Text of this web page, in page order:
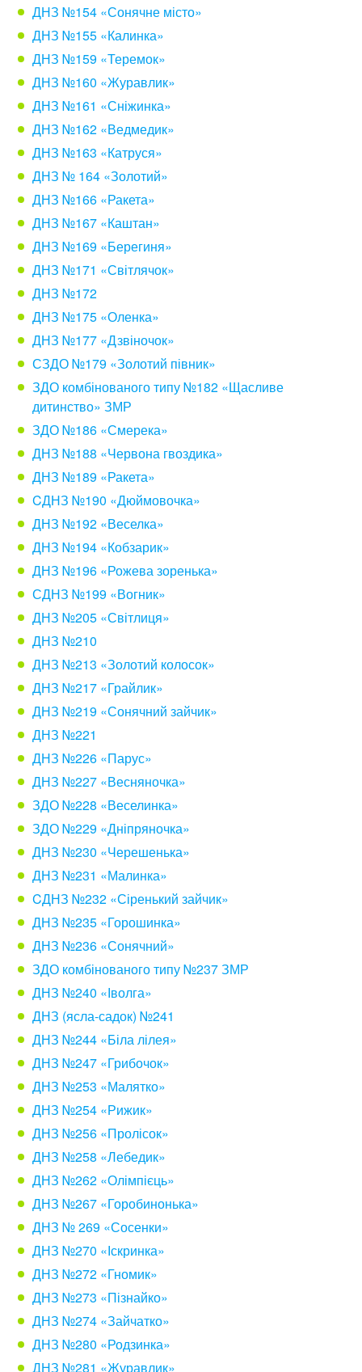
ДНЗ №154 «Сонячне місто»
ДНЗ №155 «Калинка»
ДНЗ №159 «Теремок»
ДНЗ №160 «Журавлик»
ДНЗ №161 «Сніжинка»
ДНЗ №162 «Ведмедик»
ДНЗ №163 «Катруся»
ДНЗ № 164 «Золотий»
ДНЗ №166 «Ракета»
ДНЗ №167 «Каштан»
ДНЗ №169 «Берегиня»
ДНЗ №171 «Світлячок»
ДНЗ №172
ДНЗ №175 «Оленка»
ДНЗ №177 «Дзвіночок»
СЗДО №179 «Золотий півник»
ЗДО комбінованого типу №182 «Щасливе
дитинство» ЗМР
ЗДО №186 «Смерека»
ДНЗ №188 «Червона гвоздика»
ДНЗ №189 «Ракета»
CДНЗ №190 «Дюймовочка»
ДНЗ №192 «Веселка»
ДНЗ №194 «Кобзарик»
ДНЗ №196 «Рожева зоренька»
СДНЗ №199 «Вогник»
ДНЗ №205 «Світлиця»
ДНЗ №210
ДНЗ №213 «Золотий колосок»
ДНЗ №217 «Грайлик»
ДНЗ №219 «Сонячний зайчик»
ДНЗ №221
ДНЗ №226 «Парус»
ДНЗ №227 «Весняночка»
ЗДО №228 «Веселинка»
ЗДО №229 «Дніпряночка»
ДНЗ №230 «Черешенька»
ДНЗ №231 «Малинка»
CДНЗ №232 «Сіренький зайчик»
ДНЗ №235 «Горошинка»
ДНЗ №236 «Сонячний»
ЗДО комбінованого типу №237 ЗМР
ДНЗ №240 «Іволга»
ДНЗ (ясла-садок) №241
ДНЗ №244 «Біла лілея»
ДНЗ №247 «Грибочок»
ДНЗ №253 «Малятко»
ДНЗ №254 «Рижик»
ДНЗ №256 «Пролісок»
ДНЗ №258 «Лебедик»
ДНЗ №262 «Олімпієць»
ДНЗ №267 «Горобинонька»
ДНЗ № 269 «Сосенки»
ДНЗ №270 «Іскринка»
ДНЗ №272 «Гномик»
ДНЗ №273 «Пізнайко»
ДНЗ №274 «Зайчатко»
ДНЗ №280 «Родзинка»
ДНЗ №281 «Журавлик»